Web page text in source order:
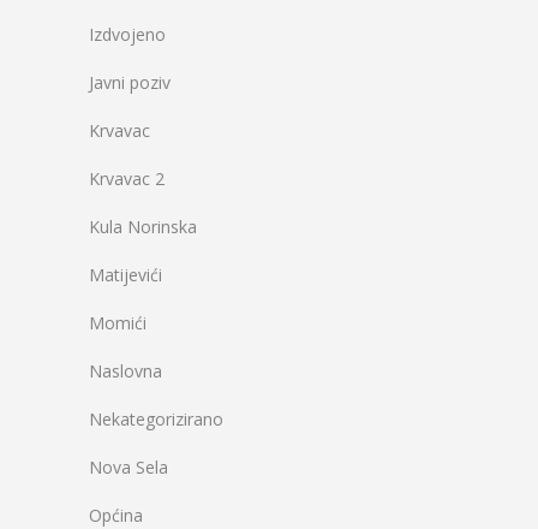
Izdvojeno
Javni poziv
Krvavac
Krvavac 2
Kula Norinska
Matijevići
Momići
Naslovna
Nekategorizirano
Nova Sela
Općina